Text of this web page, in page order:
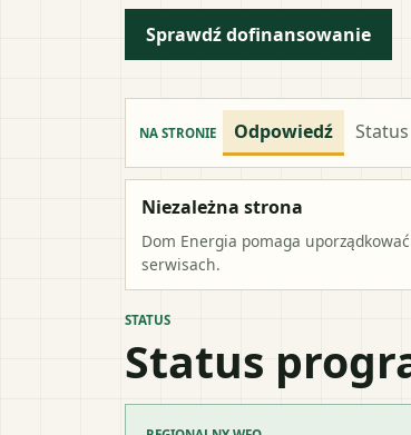
Sprawdź dofinansowanie
NA STRONIE Odpowiedź Status
Niezależna strona
Dom Energia pomaga
serwisach.
STATUS
Status